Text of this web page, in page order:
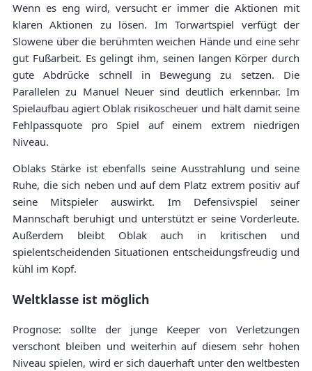
Wenn es eng wird, versucht er immer die Aktionen mit
klaren Aktionen zu lösen. Im Torwartspiel verfügt der
Slowene über die berühmten weichen Hände und eine sehr
gut Fußarbeit. Es gelingt ihm, seinen langen Körper durch
gute Abdrücke schnell in Bewegung zu setzen. Die
Parallelen zu Manuel Neuer sind deutlich erkennbar. Im
Spielaufbau agiert Oblak risikoscheuer und hält damit seine
Fehlpassquote pro Spiel auf einem extrem niedrigen
Niveau.
Oblaks Stärke ist ebenfalls seine Ausstrahlung und seine
Ruhe, die sich neben und auf dem Platz extrem positiv auf
seine Mitspieler auswirkt. Im Defensivspiel seiner
Mannschaft beruhigt und unterstützt er seine Vorderleute.
Außerdem bleibt Oblak auch in kritischen und
spielentscheidenden Situationen entscheidungsfreudig und
kühl im Kopf.
Weltklasse ist möglich
Prognose: sollte der junge Keeper von Verletzungen
verschont bleiben und weiterhin auf diesem sehr hohen
Niveau spielen, wird er sich dauerhaft unter den weltbesten